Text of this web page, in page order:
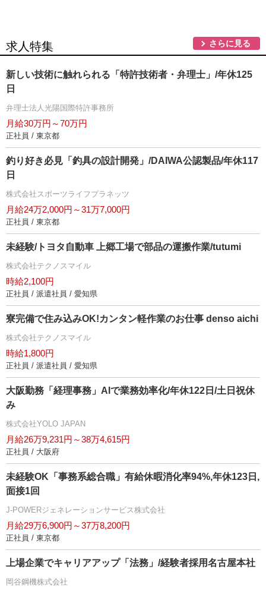
求人特集 さらに見る
新しい技術に触れられる「特許技術者・弁理士」/年休125
日
弁理士法人光陽国際特許事務所
月給30万円～70万円
正社員 / 東京都
釣り好き必見「釣具の設計開発」/DAIWA公認製品/年休117
日
株式会社スポーツライフプラネッツ
月給24万2,000円～31万7,000円
正社員 / 東京都
未経験/トヨタ自動車 上郷工場で部品の運搬作業/tutumi
株式会社テクノスマイル
時給2,100円
正社員 / 派遣社員 / 愛知県
寮完備で住み込みOK!カンタン軽作業のお仕事 denso aichi
株式会社テクノスマイル
時給1,800円
正社員 / 派遣社員 / 愛知県
大阪勤務「経理事務」AIで業務効率化/年休122日/土日祝休
み
株式会社YOLO JAPAN
月給26万9,231円～38万4,615円
正社員 / 大阪府
未経験OK「事務系総合職」有給休暇消化率94%,年休123日,
面接1回
J-POWERジェネレーションサービス株式会社
月給29万6,900円～37万8,200円
正社員 / 東京都
上場企業でキャリアアップ「法務」/経験者採用名古屋本社
岡谷鋼機株式会社